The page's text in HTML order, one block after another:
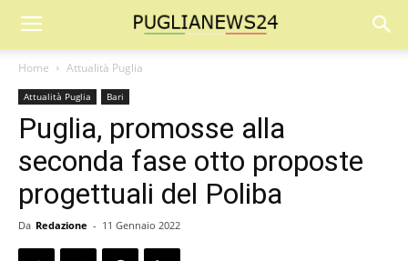
Home Attualità Puglia
Attualità Puglia Bari
Puglia, promosse alla
seconda fase otto proposte
progettuali del Poliba
Da Redazione - 11 Gennaio 2022